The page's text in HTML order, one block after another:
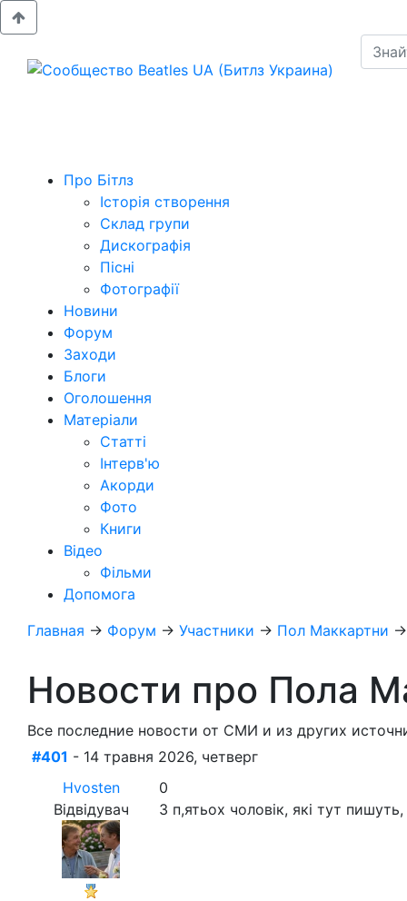
Про Бітлз
Історія створення
Склад групи
Дискографія
Пісні
Фотографії
Новини
Форум
Заходи
Блоги
Оголошення
Матеріали
Статті
Інтерв'ю
Акорди
Фото
Книги
Відео
Фільми
Допомога
Главная → Форум → Участники → Пол Маккартни
Новости про Пола
Все последние новости от СМИ и из других
#401 - 14 травня 2026, четверг
Hvosten
Відвідувач
0
З п,ятьох чоловік, які тут